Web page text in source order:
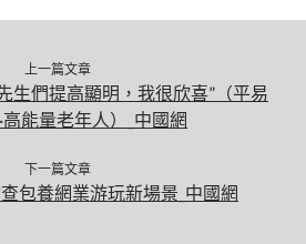
上一篇文章
生們提高顯明，我很欣喜”（平易
高能量老年人）_中國網
下一篇文章
包養網業游玩新場景_中國網